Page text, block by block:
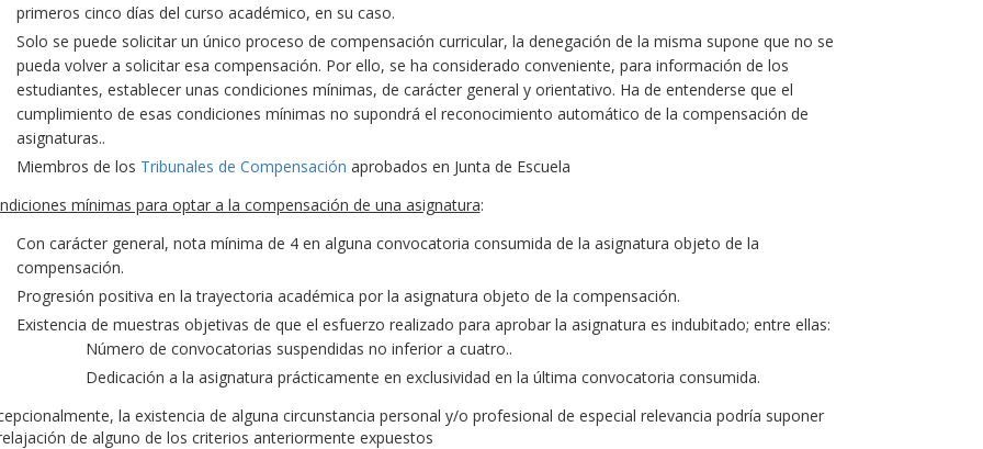
primeros cinco días del curso académico, en su caso.
Solo se puede solicitar un único proceso de compensación curricular, la denegación de la misma supone que no se
pueda volver a solicitar esa compensación. Por ello, se ha considerado conveniente, para información de los
estudiantes, establecer unas condiciones mínimas, de carácter general y orientativo. Ha de entenderse que el
cumplimiento de esas condiciones mínimas no supondrá el reconocimiento automático de la compensación de
asignaturas..
Miembros de los Tribunales de Compensación aprobados en Junta de Escuela
mínimas para optar a la compensación de una asignatura:
Con carácter general, nota mínima de 4 en alguna convocatoria consumida de la asignatura objeto de la
compensación.
Progresión positiva en la trayectoria académica por la asignatura objeto de la compensación.
Existencia de muestras objetivas de que el esfuerzo realizado para aprobar la asignatura es indubitado; entre ellas:
Número de convocatorias suspendidas no inferior a cuatro..
Dedicación a la asignatura prácticamente en exclusividad en la última convocatoria consumida.
la existencia de alguna circunstancia personal y/o profesional de especial relevancia podría suponer
de alguno de los criterios anteriormente expuestos